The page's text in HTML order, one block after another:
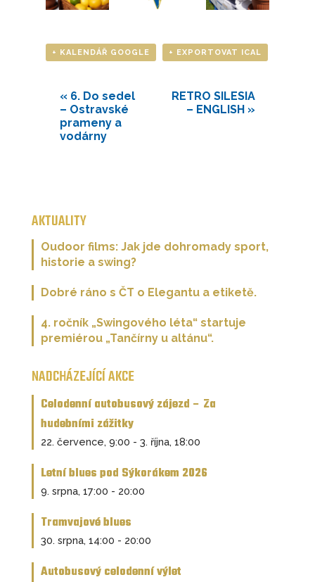
+ KALENDÁŘ GOOGLE + EXPORTOVAT ICAL
« 6. Do sedel
– Ostravské
prameny a
vodárny
RETRO SILESIA
– ENGLISH »
AKTUALITY
Oudoor films: Jak jde dohromady sport,
historie a swing?
Dobré ráno s ČT o Elegantu a etiketě.
4. ročník „Swingového léta“ startuje
premiérou „Tančírny u altánu“.
NADCHÁZEJÍCÍ AKCE
Celodenní autobusový zájezd – Za
hudebními zážitky
22. července, 9:00 - 3. října, 18:00
Letní blues pod Sýkorákem 2026
9. srpna, 17:00 - 20:00
Tramvajové blues
30. srpna, 14:00 - 20:00
Autobusový celodenní výlet